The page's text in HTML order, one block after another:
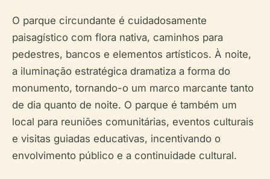
O parque circundante é cuidadosamente
paisagístico com flora nativa, caminhos para
pedestres, bancos e elementos artísticos. À noite,
a iluminação estratégica dramatiza a forma do
monumento, tornando-o um marco marcante tanto
de dia quanto de noite. O parque é também um
local para reuniões comunitárias, eventos culturais
e visitas guiadas educativas, incentivando o
envolvimento público e a continuidade cultural.